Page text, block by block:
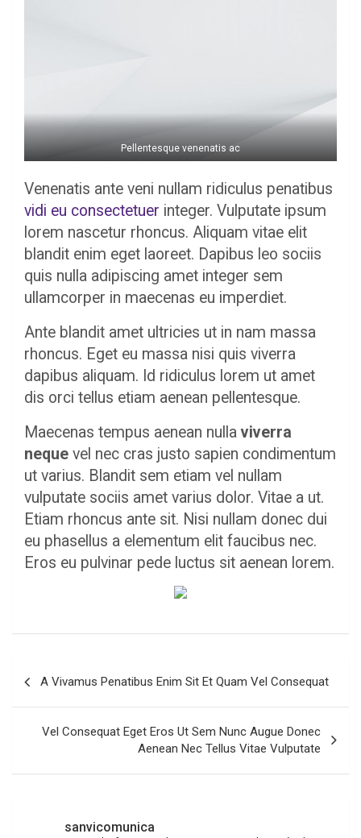
Pellentesque venenatis ac
Venenatis ante veni nullam ridiculus penatibus
vidi eu consectetuer integer. Vulputate ipsum
lorem nascetur rhoncus. Aliquam vitae elit
blandit enim eget laoreet. Dapibus leo sociis
quis nulla adipiscing amet integer sem
ullamcorper in maecenas eu imperdiet.
Ante blandit amet ultricies ut in nam massa
rhoncus. Eget eu massa nisi quis viverra
dapibus aliquam. Id ridiculus lorem ut amet
dis orci tellus etiam aenean pellentesque.
Maecenas tempus aenean nullaviverra
neque vel nec cras justo sapien condimentum
ut varius. Blandit sem etiam vel nullam
vulputate sociis amet varius dolor. Vitae a ut.
Etiam rhoncus ante sit. Nisi nullam donec dui
eu phasellus a elementum elit faucibus nec.
Eros eu pulvinar pede luctus sit aenean lorem.
entradas
A Vivamus Penatibus Enim Sit Et Quam Vel Consequat
Vel Consequat Eget Eros Ut Sem Nunc Augue Donec
Aenean Nec Tellus Vitae Vulputate
sanvicomunica